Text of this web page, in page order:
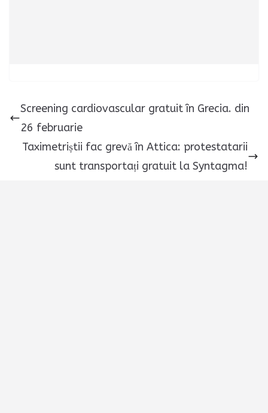
Screening cardiovascular gratuit în Grecia. din
26 februarie
Taximetriștii fac grevă în Attica: protestatarii
sunt transportați gratuit la Syntagma!